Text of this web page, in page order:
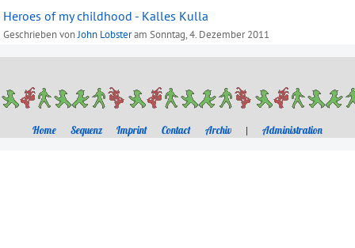
Heroes of my childhood - Kalles Kulla
Geschrieben vonJohn LobsteramSonntag, 4. Dezember 2011
Home Sequenz Imprint Contact Archiv | Administration